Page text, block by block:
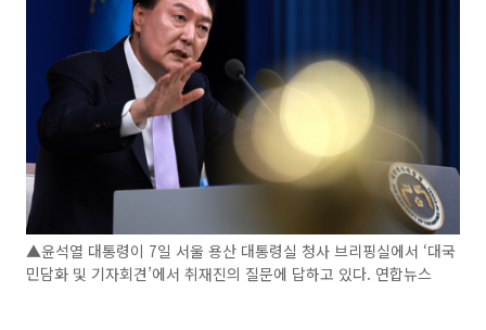
▲윤석열 대통령이 7일 서울 용산 대통령실 청사 브리핑실에서 ‘대국
민담화 및 기자회견’에서 취재진의 질문에 답하고 있다. 연합뉴스